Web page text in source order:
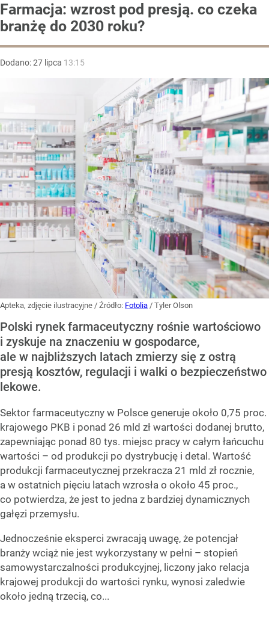
Farmacja: wzrost pod presją. co czeka
branżę do 2030 roku?
Dodano:27 lipca 13:15
Apteka, zdjęcie ilustracyjne / Źródło: Fotolia / Tyler Olson
Polski rynek farmaceutyczny rośnie wartościowo
i zyskuje na znaczeniu w gospodarce,
ale w najbliższych latach zmierzy się z ostrą
presją kosztów, regulacji i walki o bezpieczeństwo
lekowe.
Sektor farmaceutyczny w Polsce generuje około 0,75 proc.
krajowego PKB i ponad 26 mld zł wartości dodanej brutto,
zapewniając ponad 80 tys. miejsc pracy w całym łańcuchu
wartości – od produkcji po dystrybucję i detal. Wartość
produkcji farmaceutycznej przekracza 21 mld zł rocznie,
a w ostatnich pięciu latach wzrosła o około 45 proc.,
co potwierdza, że jest to jedna z bardziej dynamicznych
gałęzi przemysłu.
Jednocześnie eksperci zwracają uwagę, że potencjał
branży wciąż nie jest wykorzystany w pełni – stopień
samowystarczalności produkcyjnej, liczony jako relacja
krajowej produkcji do wartości rynku, wynosi zaledwie
około jedną trzecią, co...